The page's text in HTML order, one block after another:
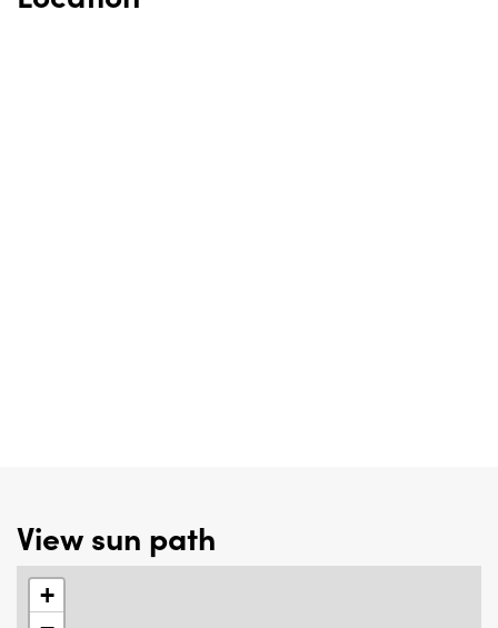
View sun path
+